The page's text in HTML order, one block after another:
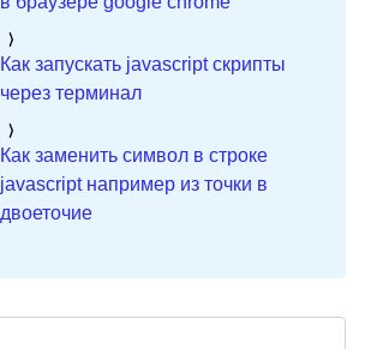
Как запускать javascript скрипты
через терминал
Как заменить символ в строке
javascript например из точки в
двоеточие